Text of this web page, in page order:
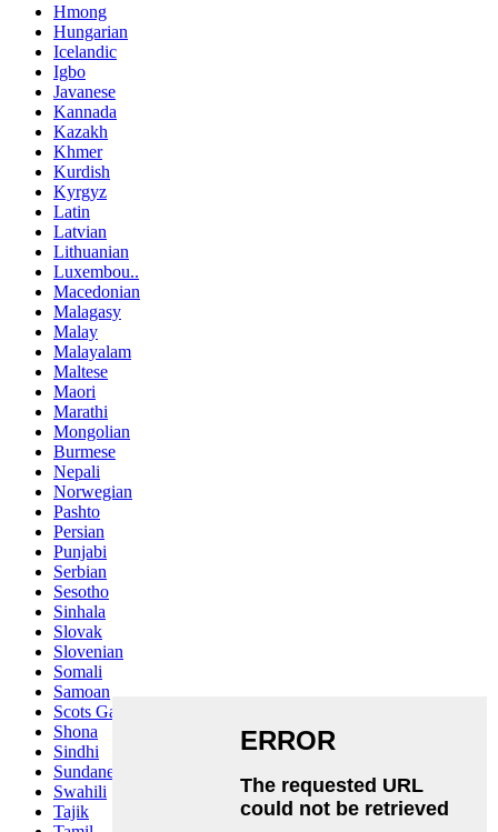
Hmong
Hungarian
Icelandic
Igbo
Javanese
Kannada
Kazakh
Khmer
Kurdish
Kyrgyz
Latin
Latvian
Lithuanian
Luxembou..
Macedonian
Malagasy
Malay
Malayalam
Maltese
Maori
Marathi
Mongolian
Burmese
Nepali
Norwegian
Pashto
Persian
Punjabi
Serbian
Sesotho
Sinhala
Slovak
Slovenian
Somali
Samoan
Scots Gaelic
Shona
Sindhi
Sundanese
Swahili
Tajik